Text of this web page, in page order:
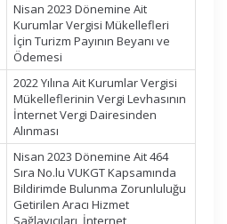
Nisan 2023 Dönemine Ait
Kurumlar Vergisi Mükellefleri
İçin Turizm Payının Beyanı ve
Ödemesi
2022 Yılına Ait Kurumlar Vergisi
Mükelleflerinin Vergi Levhasının
İnternet Vergi Dairesinden
Alınması
Nisan 2023 Dönemine Ait 464
Sıra No.lu VUKGT Kapsamında
Bildirimde Bulunma Zorunluluğu
Getirilen Aracı Hizmet
Sağlayıcıları, İnternet